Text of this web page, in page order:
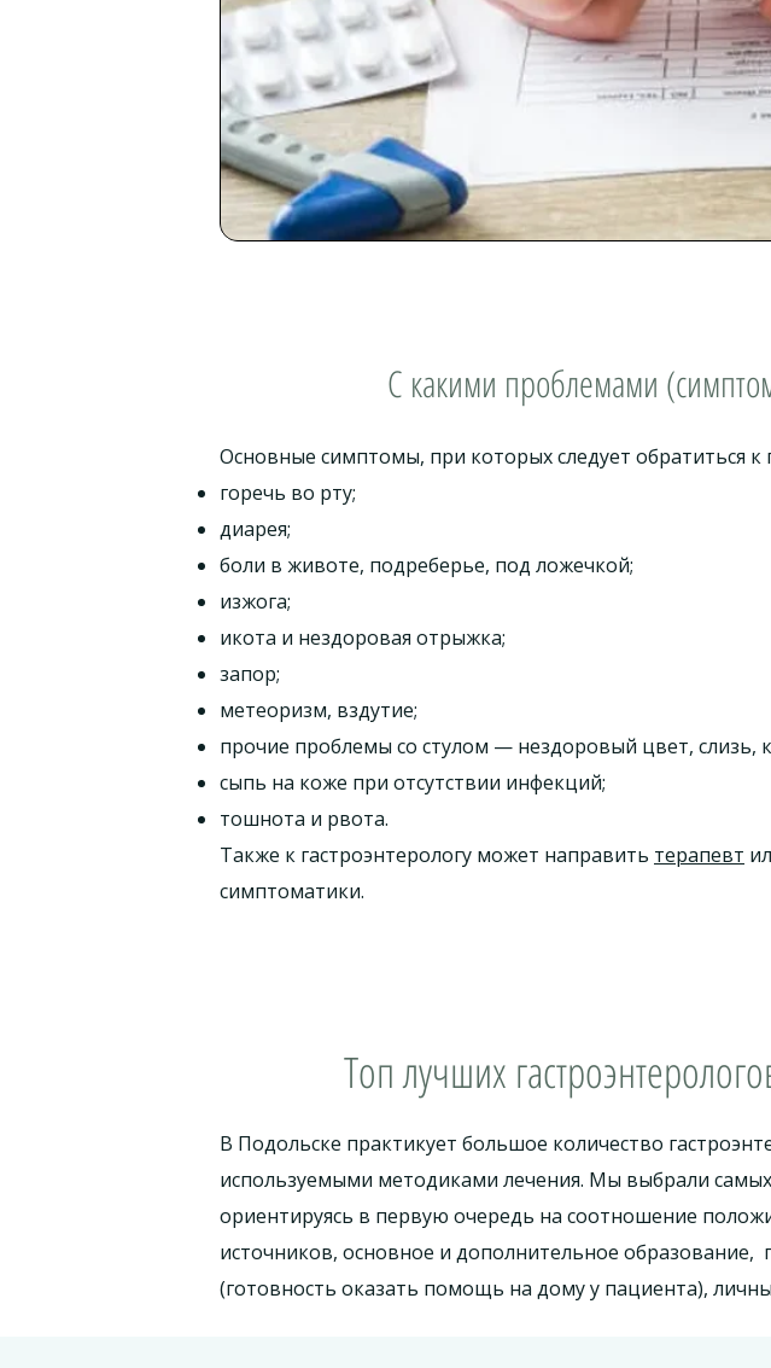
С какими проблемами
Основные симптомы, при которых следует обратиться к
горечь во рту;
диарея;
боли в животе, подреберье, под ложечкой;
изжога;
икота и нездоровая отрыжка;
запор;
метеоризм, вздутие;
прочие проблемы со стулом — нездоровый цвет, слизь,
сыпь на коже при отсутствии инфекций;
тошнота и рвота.
Также к гастроэнтерологу может направить терапевт
симптоматики.
Топ лучших
В Подольске практикует большое количество
используемыми методиками лечения. Мы выбрали
ориентируясь в первую очередь на соотношение
источников, основное и дополнительное
(готовность оказать помощь на дому у пациента),